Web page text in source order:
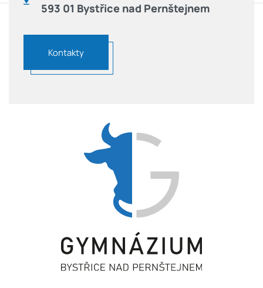
593 01 Bystřice nad Pernštejnem
Kontakty